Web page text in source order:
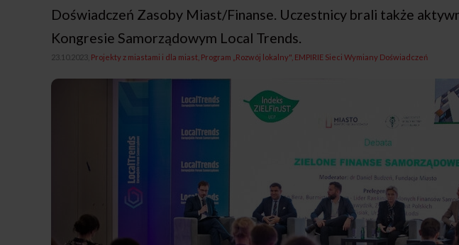
Doświadczeń Zasoby Miast/Finanse. Uczestnicy brali także
Kongresie Samorządowym Local Trends.
23.10.2023, Projekty z miastami i dla miast Program „Rozwój lokalny" EMPIRIE Sieci Wymiany Doświadczeń